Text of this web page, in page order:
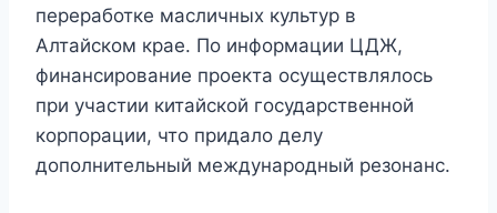
переработке масличных культур в
Алтайском крае. По информации ЦДЖ,
финансирование проекта осуществлялось
при участии китайской государственной
корпорации, что придало делу
дополнительный международный резонанс.